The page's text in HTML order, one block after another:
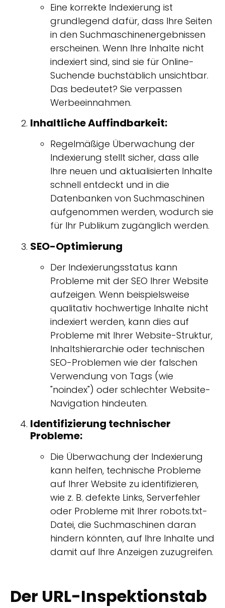
Eine korrekte Indexierung ist
grundlegend dafür, dass Ihre Seiten
in den Suchmaschinenergebnissen
erscheinen. Wenn Ihre Inhalte nicht
indexiert sind, sind sie für Online-
Suchende buchstäblich unsichtbar.
Das bedeutet? Sie verpassen
Werbeeinnahmen.
Inhaltliche Auffindbarkeit:
Regelmäßige Überwachung der
Indexierung stellt sicher, dass alle
Ihre neuen und aktualisierten Inhalte
schnell entdeckt und in die
Datenbanken von Suchmaschinen
aufgenommen werden, wodurch sie
für Ihr Publikum zugänglich werden.
SEO-Optimierung
Der Indexierungsstatus kann
Probleme mit der SEO Ihrer Website
aufzeigen. Wenn beispielsweise
qualitativ hochwertige Inhalte nicht
indexiert werden, kann dies auf
Probleme mit Ihrer Website-Struktur,
Inhaltshierarchie oder technischen
SEO-Problemen wie der falschen
Verwendung von Tags (wie
"noindex") oder schlechter Website-
Navigation hindeuten.
Identifizierung technischer
Probleme:
Die Überwachung der Indexierung
kann helfen, technische Probleme
auf Ihrer Website zu identifizieren,
wie z. B. defekte Links, Serverfehler
oder Probleme mit Ihrer robots.txt-
Datei, die Suchmaschinen daran
hindern könnten, auf Ihre Inhalte und
damit auf Ihre Anzeigen zuzugreifen.
Der URL-Inspektionstab